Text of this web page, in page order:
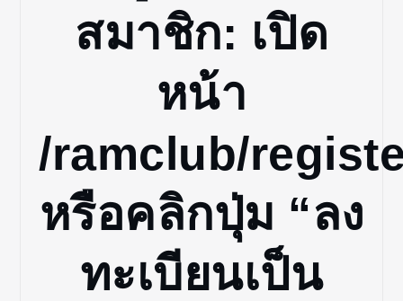
สมาชิก: เปิด
หน้า
/ramclub/
หรือคลิกปุ่ม “ลง
ทะเบียนเป็น